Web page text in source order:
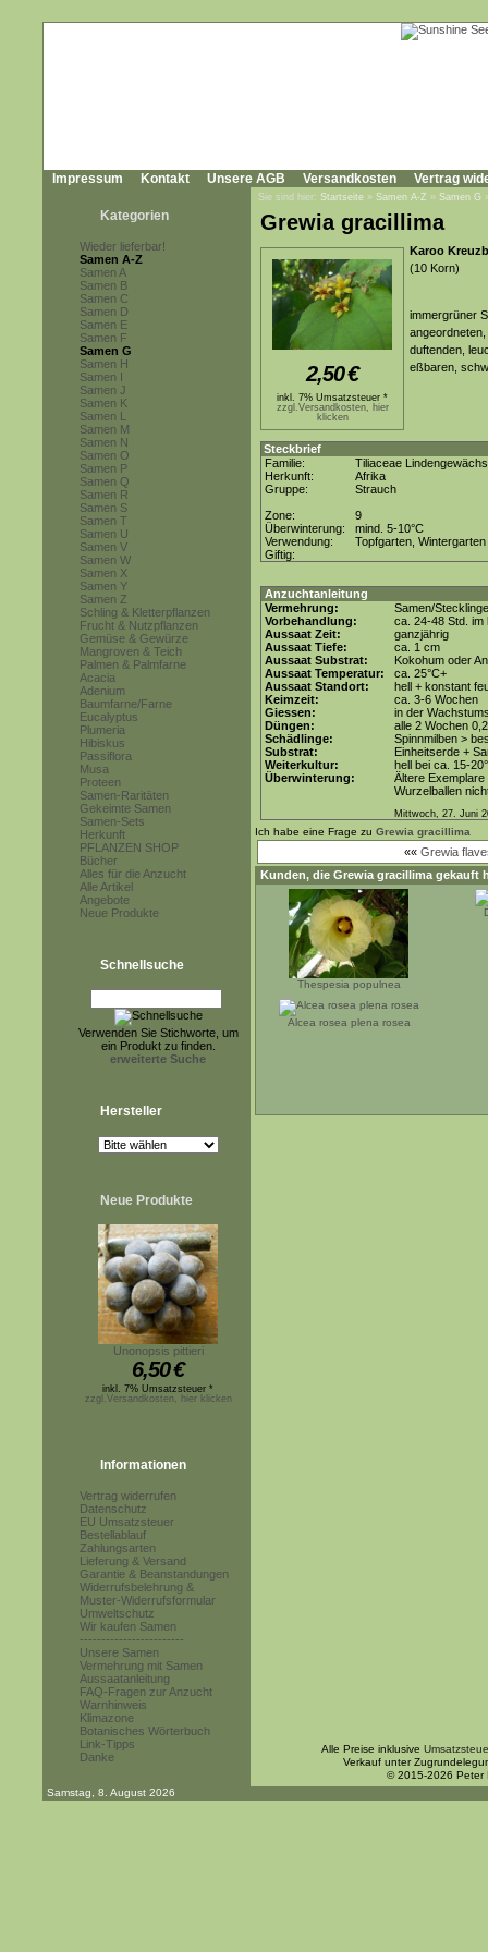
Impressum Kontakt Unsere AGB Versandkosten Vertrag
Kategorien
Wieder lieferbar!
Samen A-Z
Samen A
Samen B
Samen C
Samen D
Samen E
Samen F
Samen G
Samen H
Samen I
Samen J
Samen K
Samen L
Samen M
Samen N
Samen O
Samen P
Samen Q
Samen R
Samen S
Samen T
Samen U
Samen V
Samen W
Samen X
Samen Y
Samen Z
Schling & Kletterpflanzen
Frucht & Nutzpflanzen
Gemüse & Gewürze
Mangroven & Teich
Palmen & Palmfarne
Acacia
Adenium
Baumfarne/Farne
Eucalyptus
Plumeria
Hibiskus
Passiflora
Musa
Proteen
Samen-Raritäten
Gekeimte Samen
Samen-Sets
Herkunft
PFLANZEN SHOP
Bücher
Alles für die Anzucht
Alle Artikel
Angebote
Neue Produkte
Schnellsuche
Verwenden Sie Stichworte, um
ein Produkt zu finden.
erweiterte Suche
Hersteller
Neue Produkte
Unonopsis pittieri
6,50€
inkl. 7% Umsatzsteuer *
zzgl.Versandkosten, hier klicken
Informationen
Vertrag widerrufen
Datenschutz
EU Umsatzsteuer
Bestellablauf
Zahlungsarten
Lieferung & Versand
Garantie & Beanstandungen
Widerrufsbelehrung &
Muster-Widerrufsformular
Umweltschutz
Wir kaufen Samen
------------------------
Unsere Samen
Vermehrung mit Samen
Aussaatanleitung
FAQ-Fragen zur Anzucht
Warnhinweis
Klimazone
Botanisches Wörterbuch
Link-Tipps
Danke
Sie sind hier: Startseite » Samen A-Z » Samen G
Grewia gracillima
2,50€
inkl. 7% Umsatzsteuer *
zzgl.Versandkosten, hier
klicken
Karoo
(10 Korn)
immergrüner
duftenden,
eßbaren,
Steckbrief
Familie:
Tiliaceae
Herkunft:
Afrika
Gruppe:
Strauch
Zone:
9
Überwinterung:
mind. 5-10°C
Verwendung:
Topfgarten, Wintergarten
Giftig:
Anzuchtanleitung
Vermehrung:
Samen/Stecklinge
Vorbehandlung:
ca. 24-48 Std. im
Aussaat Zeit:
ganzjährig
Aussaat Tiefe:
ca. 1 cm
Aussaat Substrat:
Kokohum oder
Aussaat Temperatur:
ca. 25°C+
Aussaat Standort:
hell + konstant
Keimzeit:
ca. 3-6 Wochen
Giessen:
in der
Düngen:
alle 2 Wochen
Schädlinge:
Spinnmilben >
Substrat:
Einheitserde +
Weiterkultur:
hell bei ca. 15-
Überwinterung:
Ältere
Wurzelballen
Mittwoch, 27. Juni
Ich habe eine Frage zu Grewia gracillima
«« Grewia
Kunden, die Grewia gracillima gekauft
Thespesia populnea
Alcea rosea plena rosea
Alle Preise inklusive
Verkauf unter
© 2015-2026 Peter
Samstag, 8. August 2026